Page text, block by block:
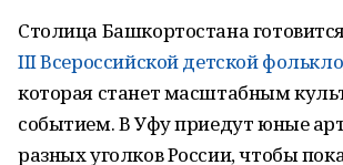
Столица Башкортостана
III Всероссийской детской
которая станет масштабным
событием. В Уфу приедут юные
разных уголков России, чтобы